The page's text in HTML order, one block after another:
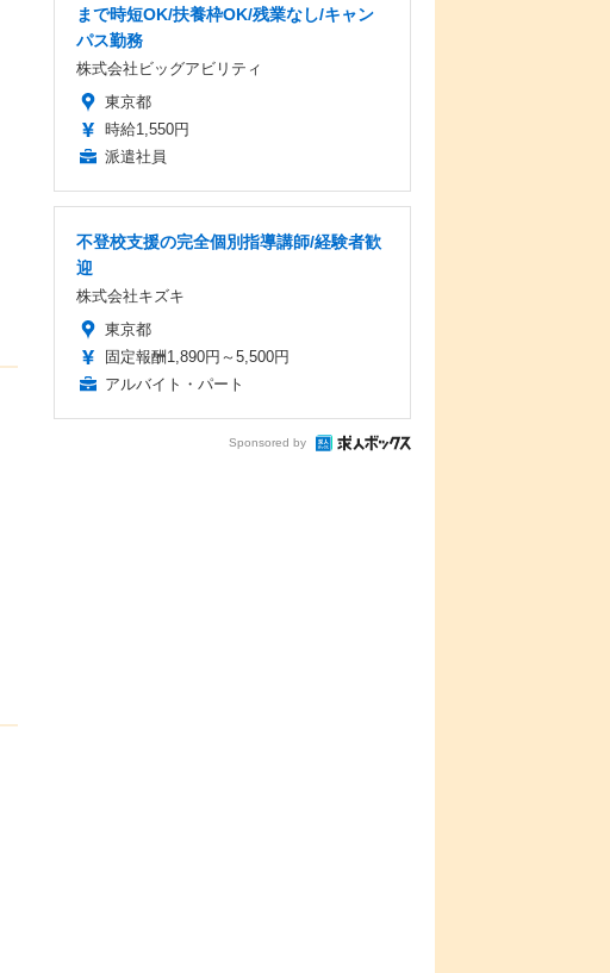
まで時短OK/扶養枠OK/残業なし/キャン
パス勤務
株式会社ビッグアビリティ
東京都
時給1,550円
派遣社員
不登校支援の完全個別指導講師/経験者歓
迎
株式会社キズキ
東京都
固定報酬1,890円～5,500円
アルバイト・パート
Sponsored by